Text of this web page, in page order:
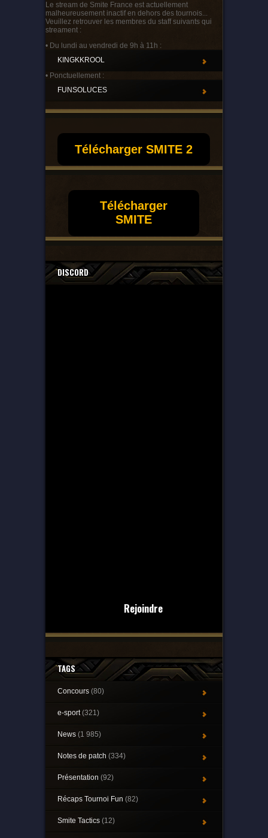
Le stream de Smite France est actuellement
malheureusement inactif en dehors des tournois...
Veuillez retrouver les membres du staff suivants qui
streament :
• Du lundi au vendredi de 9h à 11h :
KINGKKROOL
• Ponctuellement :
FUNSOLUCES
Télécharger SMITE 2
Télécharger
SMITE
DISCORD
Rejoindre
TAGS
Concours (80)
e-sport(321)
News (1 985)
Notes de patch (334)
Présentation (92)
Récaps Tournoi Fun (82)
Smite Tactics (12)